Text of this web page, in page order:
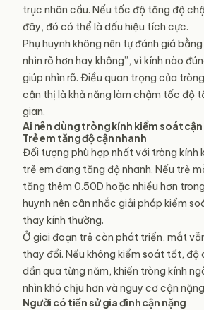
trục nhãn cầu. Nếu tốc độ tăng độ
đây, đó có thể là dấu hiệu tích cực.
Phụ huynh không nên tự đánh giá
nhìn rõ hơn hay không”, vì kính nào
giúp nhìn rõ. Điều quan trọng của
cận thị là khả năng làm chậm tốc độ
gian.
Ai nên dùng tròng kính kiểm soát
Trẻ em tăng độ cận nhanh
Đối tượng phù hợp nhất với tròng kính
trẻ em đang tăng độ nhanh. Nếu trẻ
tăng thêm 0.50D hoặc nhiều hơn
huynh nên cân nhắc giải pháp kiểm
thay kính thường.
Ở giai đoạn trẻ còn phát triển, mắt
thay đổi. Nếu không kiểm soát tốt,
dần qua từng năm, khiến tròng kính
nhìn khó chịu hơn và nguy cơ cận
Người có tiền sử gia đình cận nặng